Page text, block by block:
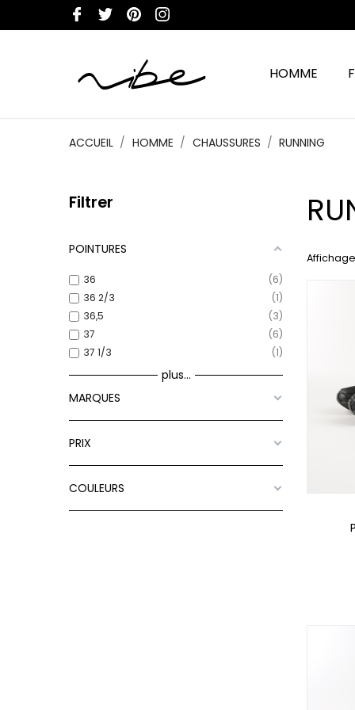
HOMME
ACCUEIL HOMME CHAUSSURES RUNNING
Filtrer
POINTURES
36
6
36 2/3
1
36,5
3
37
6
37 1/3
1
plus...
MARQUES
PRIX
COULEURS